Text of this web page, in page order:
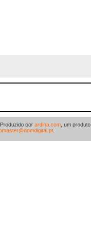
por ardina.com , um